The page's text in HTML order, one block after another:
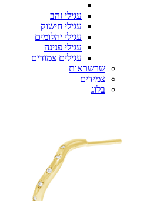
עגילי זהב
עגילי חישוק
עגילי יהלומים
עגילי פנינה
עגילים צמודים
שרשראות
צמידים
בלוג